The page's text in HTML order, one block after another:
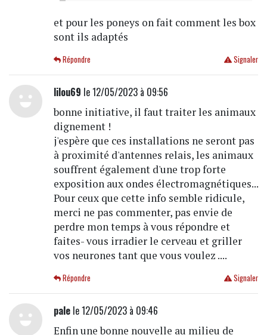
et pour les poneys on fait comment les box
sont ils adaptés
Signaler
Répondre
lilou69 le 12/05/2023 à 09:56
bonne initiative, il faut traiter les animaux
dignement !
j'espère que ces installations ne seront pas
à proximité d'antennes relais, les animaux
souffrent également d'une trop forte
exposition aux ondes électromagnétiques...
Pour ceux que cette info semble ridicule,
merci ne pas commenter, pas envie de
perdre mon temps à vous répondre et
faites- vous irradier le cerveau et griller
vos neurones tant que vous voulez ....
Signaler
Répondre
palele 12/05/2023 à 09:46
Enfin une bonne nouvelle au milieu de